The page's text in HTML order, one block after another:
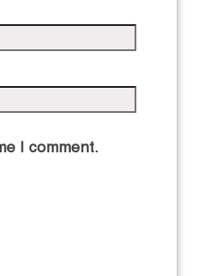
I comment.